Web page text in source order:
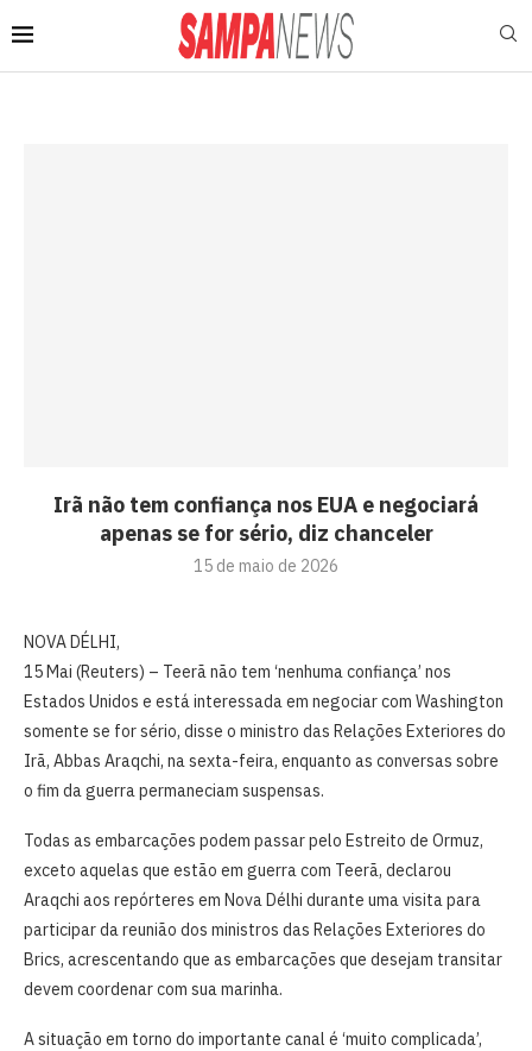
Irã não tem confiança nos EUA e negociará
apenas se for sério, diz chanceler
15 de maio de 2026
NOVA DÉLHI,
15 Mai (Reuters) – Teerã ⁠não tem ‘nenhuma confiança’ nos
Estados Unidos ⁠e está interessada em negociar com Washington
somente ‌se for sério, disse o ministro das Relações Exteriores do
Irã, Abbas Araqchi, na sexta-feira, enquanto as ‌conversas sobre
o fim da guerra permaneciam suspensas.
Todas as embarcações podem passar pelo Estreito de Ormuz,
exceto aquelas que estão em guerra com Teerã, declarou
Araqchi aos repórteres em Nova Délhi durante uma visita para
participar ⁠da ‌reunião dos ministros das Relações Exteriores do
Brics, ⁠acrescentando que as embarcações que desejam transitar
devem coordenar com sua marinha.
A situação em torno do importante canal é ‘muito complicada’,